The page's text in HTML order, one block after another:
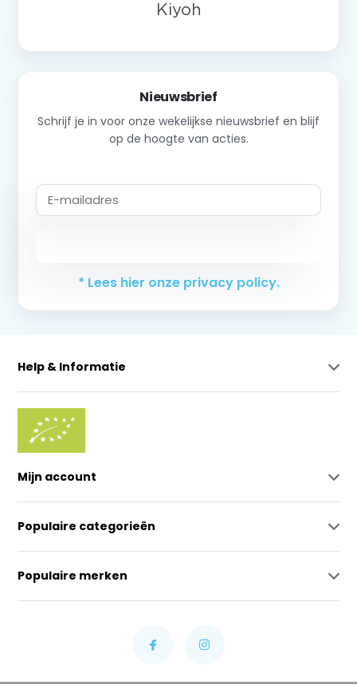
Nieuwsbrief
Schrijf je in voor onze wekelijkse nieuwsbrief en blijf
op de hoogte van acties.
* Lees hier onze privacy policy.
Help & Informatie
Mijn account
Populaire categorieën
Populaire merken